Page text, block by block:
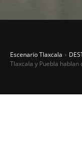
Escenario Tlaxcala
Tlaxcala y Puebla hablan